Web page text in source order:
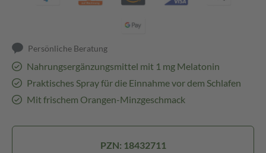
Persönliche Beratung
Nahrungsergänzungsmittel mit 1 mg Melatonin
Praktisches Spray für die Einnahme vor dem Schlafen
Mit frischem Orangen-Minzgeschmack
PZN: 18432711